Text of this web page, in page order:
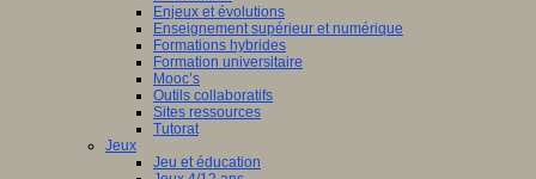
Enjeux et évolutions
Enseignement supérieur et numérique
Formations hybrides
Formation universitaire
Mooc’s
Outils collaboratifs
Sites ressources
Tutorat
Jeux
Jeu et éducation